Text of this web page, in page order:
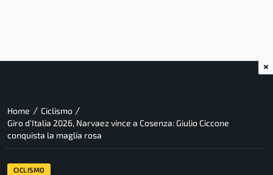
Home / Ciclismo /
Giro d’Italia 2026, Narvaez vince a Cosenza: Giulio Ciccone
conquista la maglia rosa
CICLISMO
×